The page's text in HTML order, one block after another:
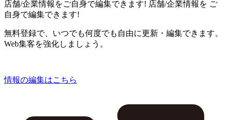
店舗/企業情報をご自身で編集できます! 店舗/企業情報を ご
自身で編集できます!
無料登録で、いつでも何度でも自由に更新・編集できます。
Web集客を強化しましょう。
情報の編集はこちら